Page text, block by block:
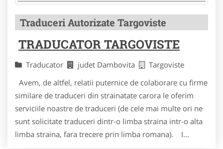
Traduceri Autorizate Targoviste
TRADUCATOR TARGOVISTE
Traducator judet Dambovita
Targoviste
Avem, de altfel, relatii puternice de colaborare cu firme
similare de traduceri din strainatate carora le oferim
serviciile noastre de traduceri (de cele mai multe ori ne
sunt solicitate traduceri dintr-o limba straina intr-o alta
limba straina, fara trecere prin limba romana). I...